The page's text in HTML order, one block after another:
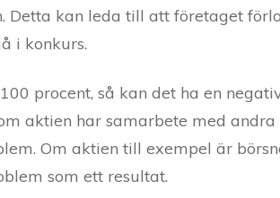
kan leda till att företaget
i konkurs.
procent, så kan det ha en
aktien har samarbete med
Om aktien till exempel är
som ett resultat.